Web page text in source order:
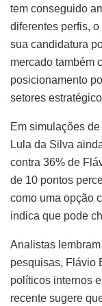
tem conseguido
diferentes perfis,
sua candidatura
mercado também
posicionamento
setores
Em simulações
Lula da Silva
contra 36% de
de 10 pontos
como uma opção
indica que pode
Analistas
pesquisas, Flávio
políticos internos
recente sugere